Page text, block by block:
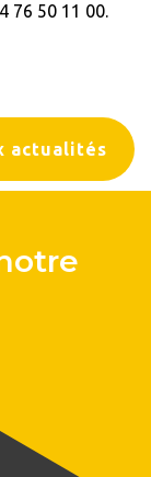
actualités
76 50 11 00.